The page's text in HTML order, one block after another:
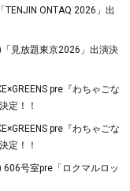
ONTAQ 2026」出
見放題東京2026」出演決
pre『わちゃごな
定！！
pre『わちゃごな
定！！
号室pre「ロクマルロッ